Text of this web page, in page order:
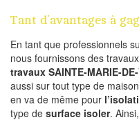
Tant d’avantages à
En tant que professionnels
nous fournissons des
travaux SAINTE-MARIE-
aussi sur tout type de
en va de même pour
type de surface isoler.